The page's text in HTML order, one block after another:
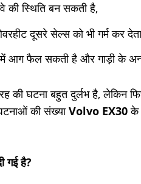
की स्थिति बन सकती है,
दूसरे सेल्स को भी गर्म कर
आग फैल सकती है और गाड़ी के
की घटना बहुत दुर्लभ है, लेकिन
की संख्याVolvo EX30के
गई है?